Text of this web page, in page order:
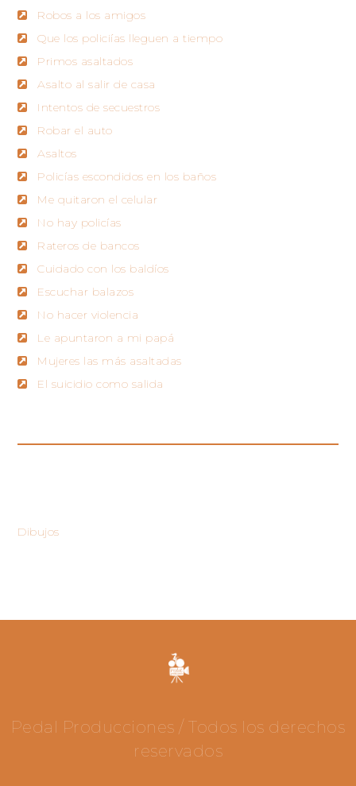
Robos a los amigos
Que los policiías lleguen a tiempo
Primos asaltados
Asalto al salir de casa
Intentos de secuestros
Robar el auto
Asaltos
Policías escondidos en los baños
Me quitaron el celular
No hay policías
Rateros de bancos
Cuidado con los baldíos
Escuchar balazos
No hacer violencia
Le apuntaron a mi papá
Mujeres las más asaltadas
El suicidio como salida
Dibujos
Pedal Producciones / Todos los derechos
reservados